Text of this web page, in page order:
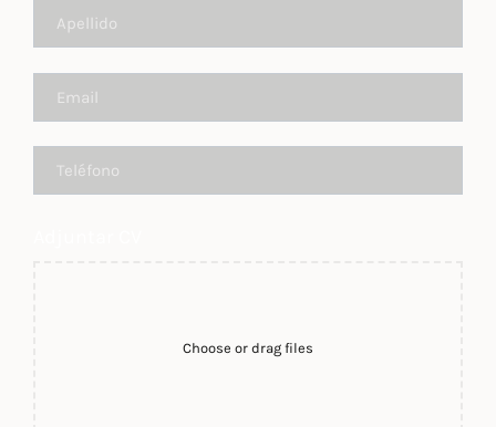
Choose or drag files